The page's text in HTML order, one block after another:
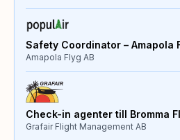
Safety Coordinator – Amapola
Amapola Flyg AB
Check-in agenter till Bromma
Grafair Flight Management AB